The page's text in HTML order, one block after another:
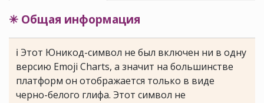
✳ Общая информация
ℹ Этот Юникод-символ не был включен ни в одну
версию Emoji Charts, а значит на большинстве
платформ он отображается только в виде
черно-белого глифа. Этот символ не